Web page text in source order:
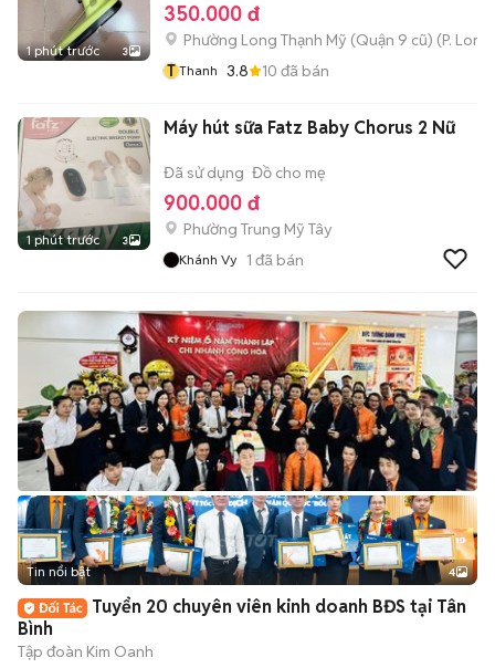
1 phút trước 3
350.000 đ
Phường Long Thạnh Mỹ (Quận 9 cũ) (P.
T Thanh 3.8 10 đã bán
1 phút trước 3
Máy hút sữa Fatz Baby Chorus 2 Nữ
Đã sử dụng Đồ cho mẹ
900.000 đ
Phường Trung Mỹ Tây
Khánh Vy 1 đã bán
Tin nổi bật 4
Tuyển 20 chuyên viên kinh doanh BĐS tại Tân
Bình
Tập đoàn Kim Oanh